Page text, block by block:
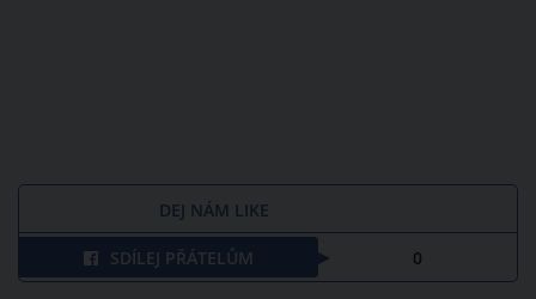
DEJ NÁM LIKE
SDÍLEJ PŘÁTELŮM 0